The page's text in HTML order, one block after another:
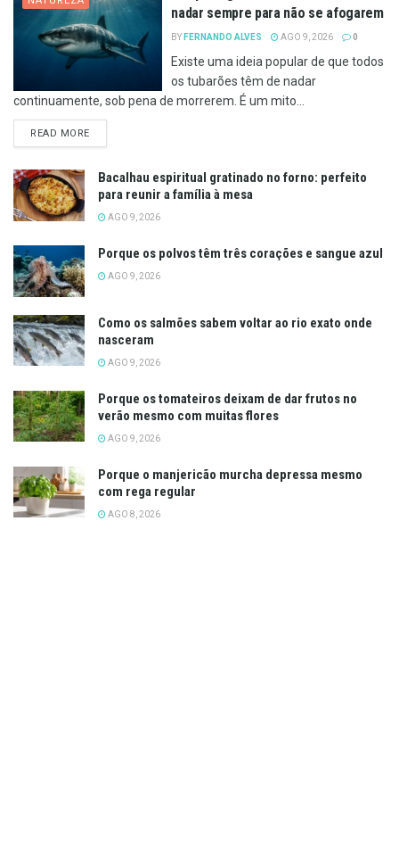
nadar sempre para não se afogarem
BY FERNANDO ALVES AGO 9, 2026 0
Existe uma ideia popular de que todos
os tubarões têm de nadar
continuamente, sob pena de morrerem. É um mito...
READ MOREDETAILS
Bacalhau espiritual gratinado no forno: perfeito
para reunir a família à mesa
AGO 9, 2026
Porque os polvos têm três corações e sangue azul
AGO 9, 2026
Como os salmões sabem voltar ao rio exato onde
nasceram
AGO 9, 2026
Porque os tomateiros deixam de dar frutos no
verão mesmo com muitas flores
AGO 9, 2026
Porque o manjericão murcha depressa mesmo
com rega regular
AGO 8, 2026